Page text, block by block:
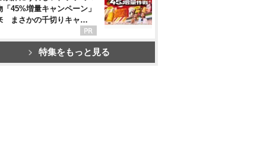
「45%増量キャンペーン」
まさかの千切りキャ…
特集をもっと見る